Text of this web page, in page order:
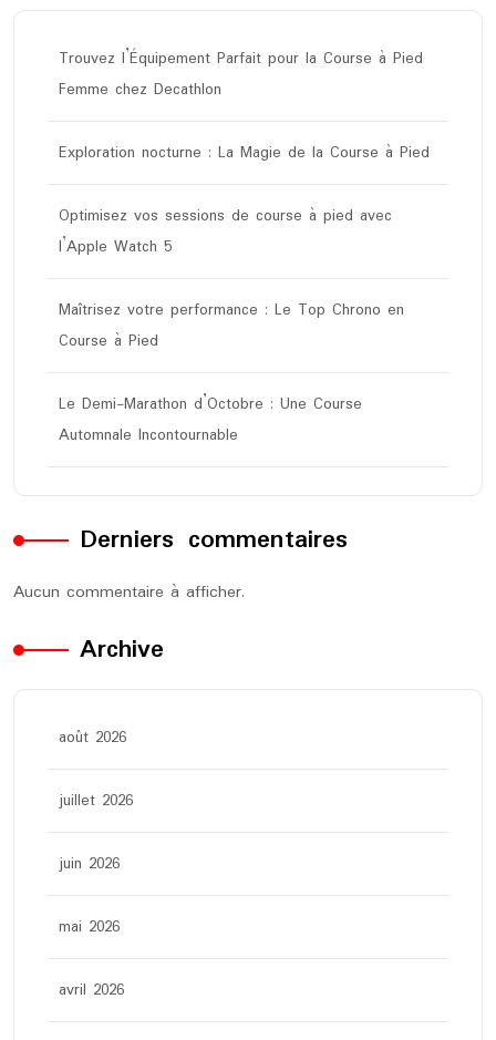
Trouvez l’Équipement Parfait pour la Course à Pied
Femme chez Decathlon
Exploration nocturne : La Magie de la Course à Pied
Optimisez vos sessions de course à pied avec
l’Apple Watch 5
Maîtrisez votre performance : Le Top Chrono en
Course à Pied
Le Demi-Marathon d’Octobre : Une Course
Automnale Incontournable
Derniers commentaires
Aucun commentaire à afficher.
Archive
août 2026
juillet 2026
juin 2026
mai 2026
avril 2026